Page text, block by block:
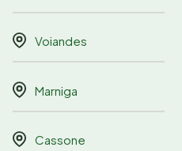
Voiandes
Marniga
Cassone